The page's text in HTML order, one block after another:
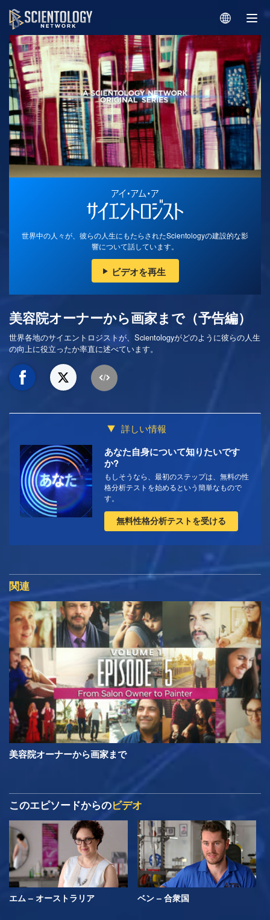
世界中の人々が、彼らの人生にもたらされたScientologyの建設的な影
響について話しています。
ビデオを再生
美容院オーナーから画家まで（予告編）
世界各地のサイエントロジストが、Scientologyがどのように彼らの人生
の向上に役立ったか率直に述べています。
詳しい情報
あなた自身について知りたいです
か?
もしそうなら、最初のステップは、無料の性
格分析テストを始めるという簡単なもので
す。
無料性格分析テストを受ける
関連
美容院オーナーから画家まで
このエピソードからのビデオ
エム – オーストラリア ベン – 合衆国